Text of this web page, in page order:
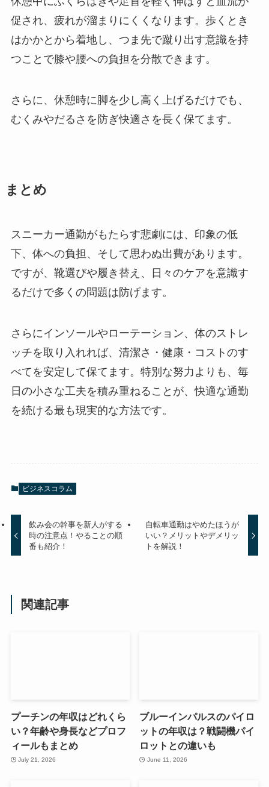
促され、疲れが溜まりにくくなります。歩くとき
はかかとから着地し、つま先で蹴り出す意識を持
つことで膝や腰への負担を分散できます。
さらに、休憩時に脚を少し高く上げるだけでも、
むくみやだるさを防ぎ快適さを長く保てます。
まとめ
スニーカー通勤がもたらす悲劇には、印象の低
下、体への負担、そして思わぬ出費があります。
ですが、靴選びや履き替え、日々のケアを意識す
るだけで多くの問題は防げます。
さらにインソールやローテーション、体のストレ
ッチを取り入れれば、清潔さ・健康・コストのす
べてを安定して保てます。特別な努力よりも、毎
日の小さな工夫を積み重ねることが、快適な通勤
を続ける最も現実的な方法です。
ビジネスコラム
飲み会の幹事を新人がする
時の注意点！やることの順
番も紹介！
自転車通勤はやめたほうが
いい？メリットやデメリッ
トを解説！
関連記事
プーチンの年収はどれくら
い？年齢や身長などプロフ
ィールもまとめ
July 21, 2026
ブルーインパルスのパイロ
ットの年収は？戦闘機パイ
ロットとの違いも
June 11, 2026